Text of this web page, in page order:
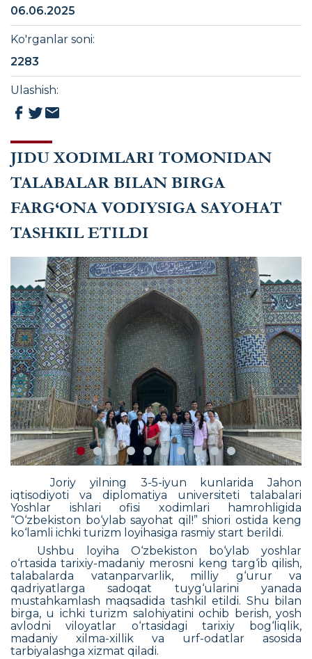
JIDU XODIMLARI TOMONIDAN
TALABALAR BILAN BIRGA
FARG‘ONA VODIYSIGA SAYOHAT
TASHKIL ETILDI
Joriy yilning 3-5-iyun kunlarida Jahon
iqtisodiyoti va diplomatiya universiteti talabalari
Yoshlar ishlari ofisi xodimlari hamrohligida
“O‘zbekiston bo‘ylab sayohat qil!” shiori ostida keng
ko‘lamli ichki turizm loyihasiga rasmiy start berildi.
Ushbu loyiha O‘zbekiston bo‘ylab yoshlar
o‘rtasida tarixiy-madaniy merosni keng targ‘ib qilish,
talabalarda vatanparvarlik, milliy g‘urur va
qadriyatlarga sadoqat tuyg‘ularini yanada
mustahkamlash maqsadida tashkil etildi. Shu bilan
birga, u ichki turizm salohiyatini ochib berish, yosh
avlodni viloyatlar o‘rtasidagi tarixiy bog‘liqlik,
madaniy xilma-xillik va urf-odatlar asosida
tarbiyalashga xizmat qiladi.
06.06.2025
Ko'rganlar soni:
2283
Ulashish: